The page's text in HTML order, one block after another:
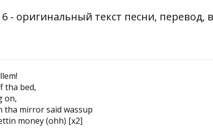
- оригинальный текст песни, перевод,
tha bed,
on,
tha mirror said wassup
money (ohh) [x2]